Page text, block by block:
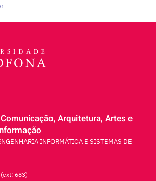
Arquitetura, Artes e
INFORMÁTICA E SISTEMAS DE
683)